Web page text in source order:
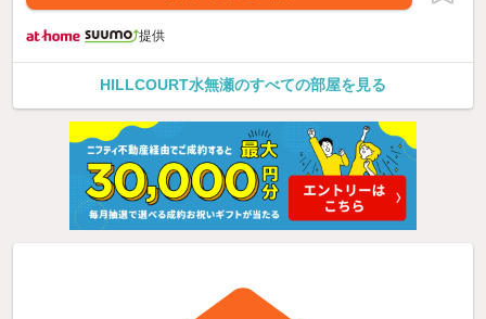
提供
HILLCOURT水無瀬のすべての部屋を見る